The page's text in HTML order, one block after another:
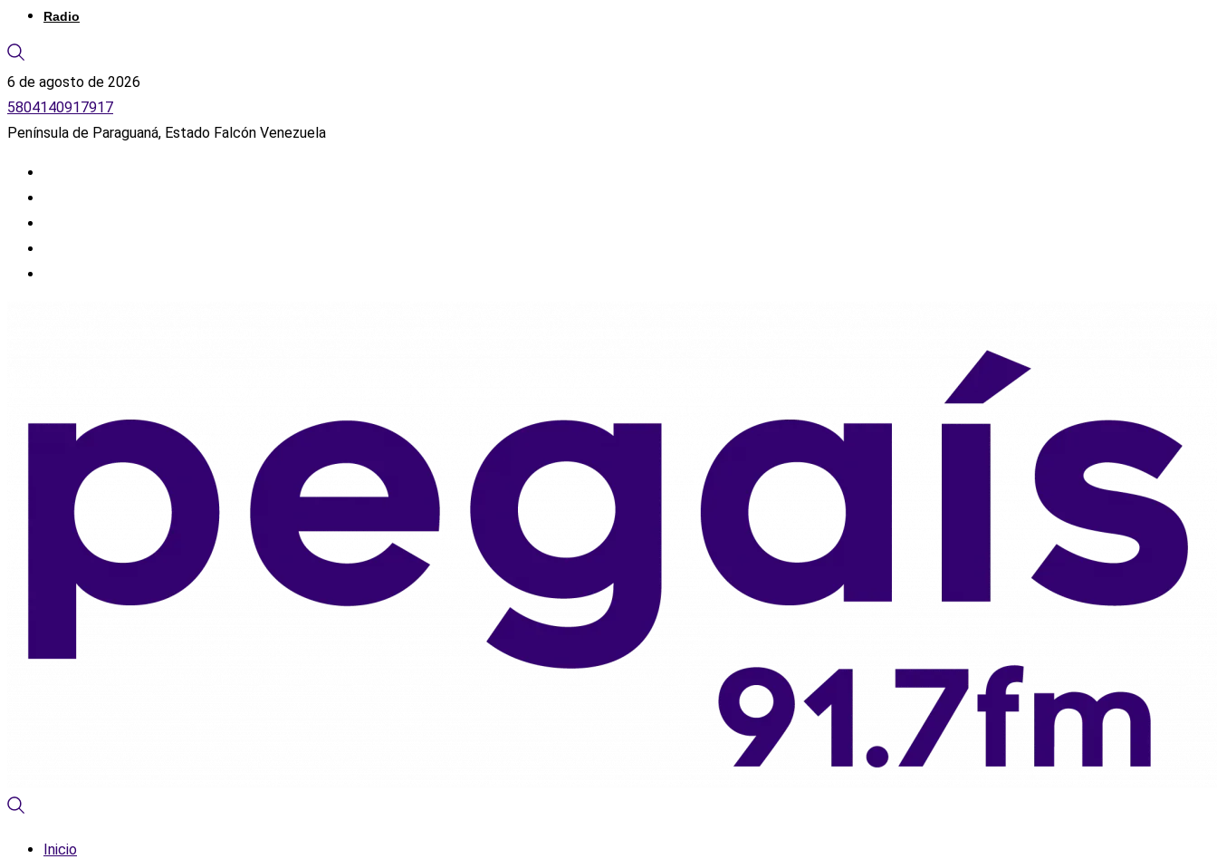
Radio
6 de agosto de 2026
5804140917917
Península de Paraguaná, Estado Falcón Venezuela
Inicio